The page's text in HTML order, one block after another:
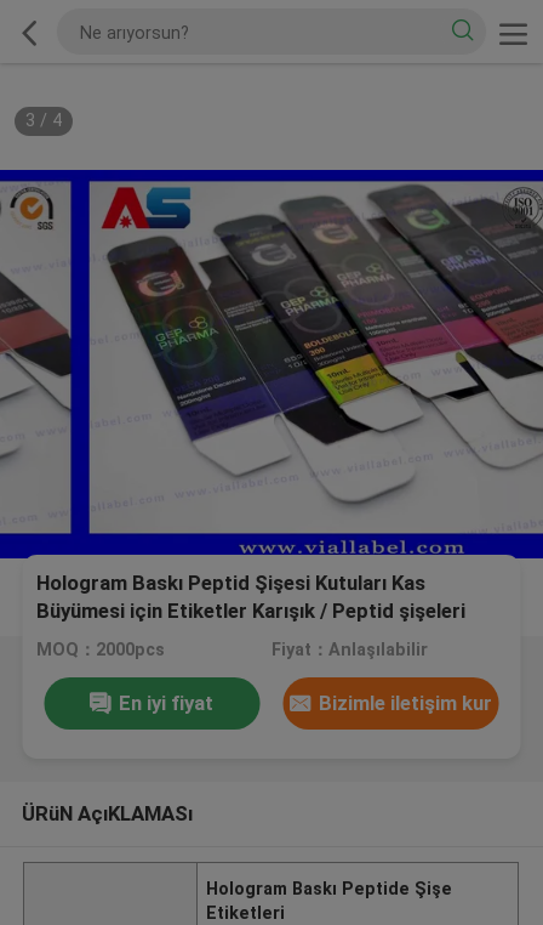
3 / 4
Hologram Baskı Peptid Şişesi Kutuları Kas
Büyümesi için Etiketler Karışık / Peptid şişeleri
MOQ：2000pcs Fiyat：Anlaşılabilir
En iyi fiyat Bizimle iletişim kur
ÜRüN AçıKLAMASı
Hologram Baskı Peptide Şişe
Etiketleri